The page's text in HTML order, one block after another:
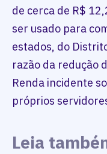
de cerca de R$
ser usado para
estados, do
razão da redução
Renda incidente
próprios
Leia